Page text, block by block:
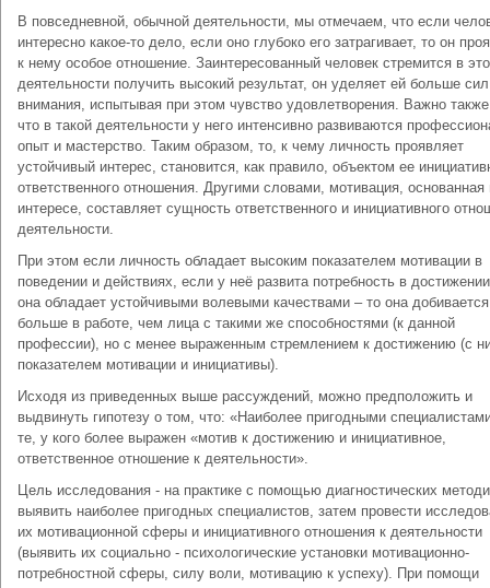
В повседневной, обычной деятельности, мы отмечаем, что если
интересно какое-то дело, если оно глубоко его затрагивает, то он
к нему особое отношение. Заинтересованный человек стремится в
деятельности получить высокий результат, он уделяет ей больше
внимания, испытывая при этом чувство удовлетворения. Важно
что в такой деятельности у него интенсивно развиваются
опыт и мастерство. Таким образом, то, к чему личность проявляет
устойчивый интерес, становится, как правило, объектом ее
ответственного отношения. Другими словами, мотивация, основанная
интересе, составляет сущность ответственного и инициативного
деятельности.
При этом если личность обладает высоким показателем мотивации в
поведении и действиях, если у неё развита потребность в
она обладает устойчивыми волевыми качествами – то она добивается
больше в работе, чем лица с такими же способностями (к данной
профессии), но с менее выраженным стремлением к достижению (с
показателем мотивации и инициативы).
Исходя из приведенных выше рассуждений, можно предположить и
выдвинуть гипотезу о том, что: «Наиболее пригодными
те, у кого более выражен «мотив к достижению и инициативное,
ответственное отношение к деятельности».
Цель исследования - на практике с помощью диагностических
выявить наиболее пригодных специалистов, затем провести
их мотивационной сферы и инициативного отношения к деятельности
(выявить их социально - психологические установки мотивационно-
потребностной сферы, силу воли, мотивацию к успеху). При помощи